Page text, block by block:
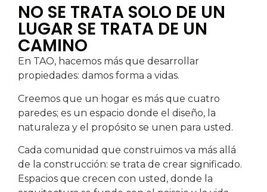
NO SE TRATA SOLO DE UN
LUGAR SE TRATA DE UN
CAMINO
En TAO, hacemos más que desarrollar
propiedades: damos forma a vidas.
Creemos que un hogar es más que cuatro
paredes; es un espacio donde el diseño, la
naturaleza y el propósito se unen para usted.
Cada comunidad que construimos va más allá
de la construcción: se trata de crear significado.
Espacios que crecen con usted, donde la